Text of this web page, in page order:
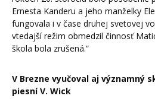
Ernesta Kanderu a jeho manželky
fungovala i v čase druhej svetovej
vtedajší režim obmedzil činnosť
škola bola zrušená.“
V Brezne vyučoval aj významný
piesní V. Wick